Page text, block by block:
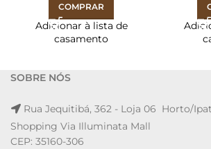
COMPRAR
Adicionar à lista de
casamento
SOBRE NÓS
Rua Jequitibá, 362 - Loja 06 Horto/
Shopping Via Illuminata Mall
CEP: 35160-306